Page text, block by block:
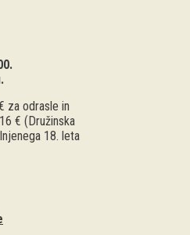
za odrasle in
€ (Družinska
18. leta